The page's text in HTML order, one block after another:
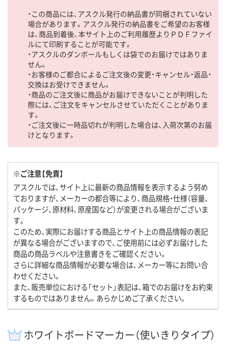
・この商品には、アスクル発行の納品書が同梱されていない
場合があります。アスクル発行の納品書をご希望のお客様
は、商品到着後、本サイト上のご利用履歴よりＰＤＦファイ
ルにて印刷することが可能です。
・アスクルのダンボールもしくは袋でのお届けではありま
せん。
・お客様のご都合によるご注文後の変更・キャンセル・返品・
交換はお受けできません。
・商品のご注文後に商品がお届けできないことが判明した
際には、ご注文をキャンセルさせていただくことがありま
す。
・ご注文後に一時品切れが判明した場合は、入荷次第のお届
けとなります。
※ご注意【免責】
アスクルでは、サイト上に最新の商品情報を表示するよう努め
ておりますが、メーカーの都合等により、商品規格・仕様（容量、
パッケージ、原材料、原産国など）が変更される場合がございま
す。
このため、実際にお届けする商品とサイト上の商品情報の表記
が異なる場合がございますので、ご使用前には必ずお届けした
商品の商品ラベルや注意書きをご確認ください。
さらに詳細な商品情報が必要な場合は、メーカー等にお問い合
わせください。
また、販売単位における「セット」表記は、箱でのお届けをお約束
するものではありません。あらかじめご了承ください。
ホワイトボードマーカー（使いきりタイプ）